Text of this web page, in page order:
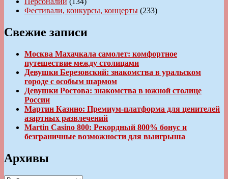
Фестивали, конкурсы, концерты (233)
Свежие записи
Москва Махачкала самолет: комфортное
путешествие между столицами
Девушки Березовский: знакомства в уральском
городе с особым шармом
Девушки Ростова: знакомства в южной столице
России
Мартин Казино: Премиум-платформа для ценителей
азартных развлечений
Martin Casino 800: Рекордный 800% бонус и
безграничные возможности для выигрыша
Архивы